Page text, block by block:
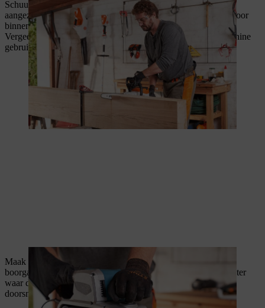
Schuur al het gezaagde hout glad. Ga hierbij grondig te werk,
aangezien dit het definitieve oppervlak voor je brandhoutrek voor
binnen wordt.
Vergeet je gehoorbescherming niet wanneer je een schuurmachine
gebruikt.
Maak nu een van een dunne houten plank een boormal met 6
boorgaten: telkens twee op dezelfde hoogte. Deze markeren later
waar de houten deuvels moeten komen. Gebruik daarom de
doorsnede van de dikke balken (15 x 35 cm) voor de mal.